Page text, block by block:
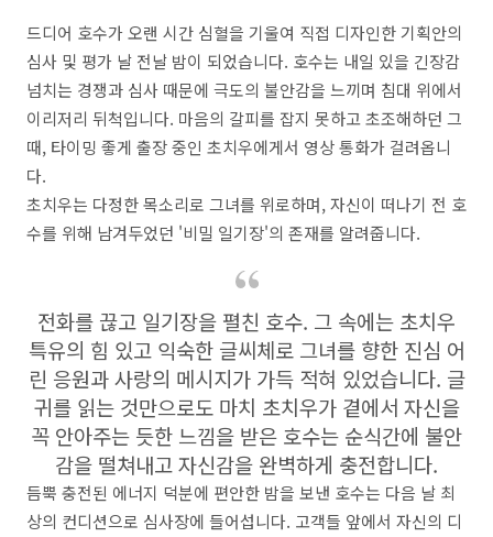
드디어 호수가 오랜 시간 심혈을 기울여 직접 디자인한 기획안의
심사 및 평가 날 전날 밤이 되었습니다. 호수는 내일 있을 긴장감
넘치는 경쟁과 심사 때문에 극도의 불안감을 느끼며 침대 위에서
이리저리 뒤척입니다. 마음의 갈피를 잡지 못하고 초조해하던 그
때, 타이밍 좋게 출장 중인 초치우에게서 영상 통화가 걸려옵니
다.
초치우는 다정한 목소리로 그녀를 위로하며, 자신이 떠나기 전 호
수를 위해 남겨두었던 '비밀 일기장'의 존재를 알려줍니다.
전화를 끊고 일기장을 펼친 호수. 그 속에는 초치우
특유의 힘 있고 익숙한 글씨체로 그녀를 향한 진심 어
린 응원과 사랑의 메시지가 가득 적혀 있었습니다. 글
귀를 읽는 것만으로도 마치 초치우가 곁에서 자신을
꼭 안아주는 듯한 느낌을 받은 호수는 순식간에 불안
감을 떨쳐내고 자신감을 완벽하게 충전합니다.
듬뿍 충전된 에너지 덕분에 편안한 밤을 보낸 호수는 다음 날 최
상의 컨디션으로 심사장에 들어섭니다. 고객들 앞에서 자신의 디